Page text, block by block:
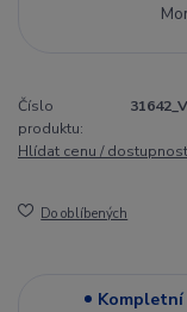
Číslo
produktu:
Hlídat cenu / dostupnost
Do oblíbených
Kompletní